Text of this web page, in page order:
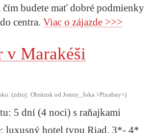
čím budete mať dobré podmienky
centra. Viac o zájazde >>>
v Marakéši
(zdroj: Obrázok od Jonny_Joka >Pixabay<)
5 dní (4 noci) s raňajkami
luxusný hotel typu Riad, 3*- 4*